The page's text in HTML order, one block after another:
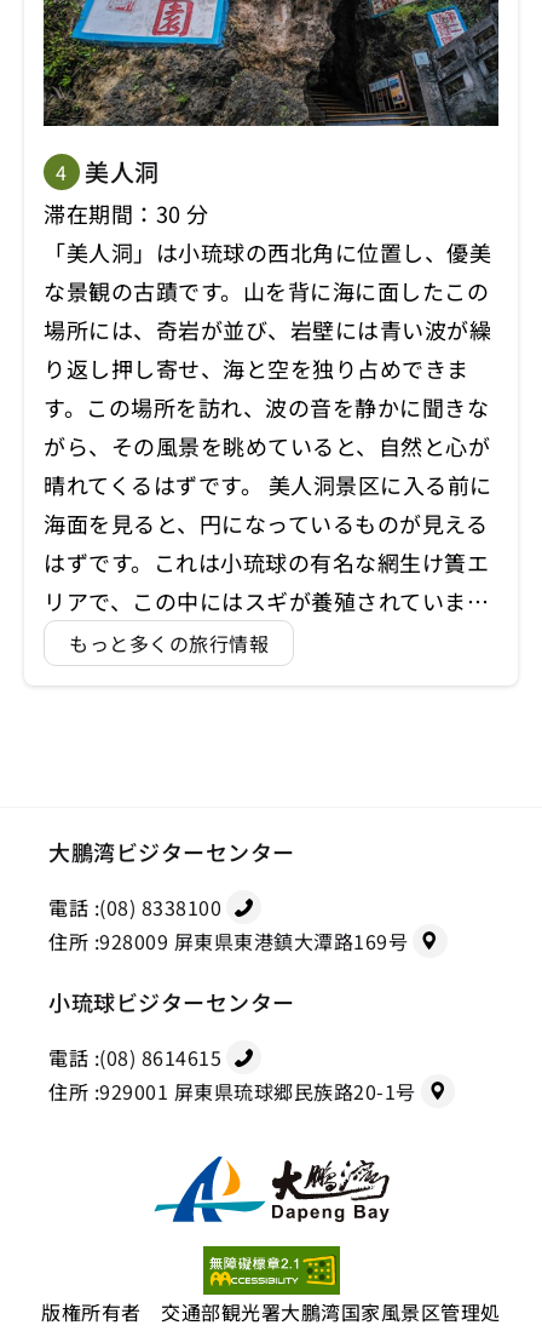
4 美人洞
滞在期間：30 分
「美人洞」は小琉球の西北角に位置し、優美
な景観の古蹟です。山を背に海に面したこの
場所には、奇岩が並び、岩壁には青い波が繰
り返し押し寄せ、海と空を独り占めできま
す。この場所を訪れ、波の音を静かに聞きな
がら、その風景を眺めていると、自然と心が
晴れてくるはずです。 美人洞景区に入る前に
海面を見ると、円になっているものが見える
はずです。これは小琉球の有名な網生け簀エ
リアで、この中にはスギが養殖されていま…
もっと多くの旅行情報
大鵬湾ビジターセンター
電話 :(08) 8338100
住所 :928009 屏東県東港鎮大潭路169号
小琉球ビジターセンター
電話 :(08) 8614615
住所 :929001 屏東県琉球郷民族路20-1号
版権所有者 交通部観光署大鵬湾国家風景区管理処